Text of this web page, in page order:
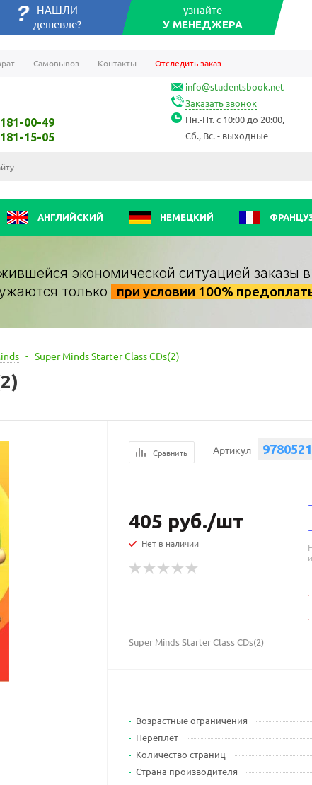
НАШЛИ
дешевле?
узнайте
У МЕНЕДЖЕРА
Самовывоз Контакты Отследить заказ
00-49
15-05
info@studentsbook.net
Заказать звонок
Пн.-Пт. с 10:00 до 20:00,
Сб., Вс. - выходные
АНГЛИЙСКИЙ НЕМЕЦКИЙ
экономической ситуацией заказы
только
при условии 100%
- Super Minds Starter Class CDs(2)
Сравнить Артикул
405 руб./шт
Нет в наличии
Super Minds Starter Class CDs(2)
Возрастные ограничения
Переплет
Количество страниц
Страна производителя